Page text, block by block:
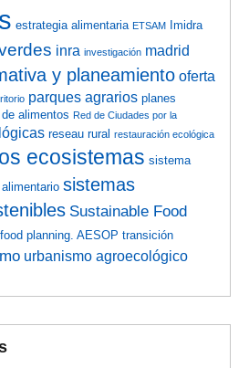
estrategia alimentaria ETSAM Imidra
inra investigación madrid
y planeamiento oferta
parques agrarios planes
alimentos Red de Ciudades por la
reseau rural restauración ecológica
ecosistemas sistema
sistemas
Sustainable Food
planning. AESOP transición
urbanismo agroecológico